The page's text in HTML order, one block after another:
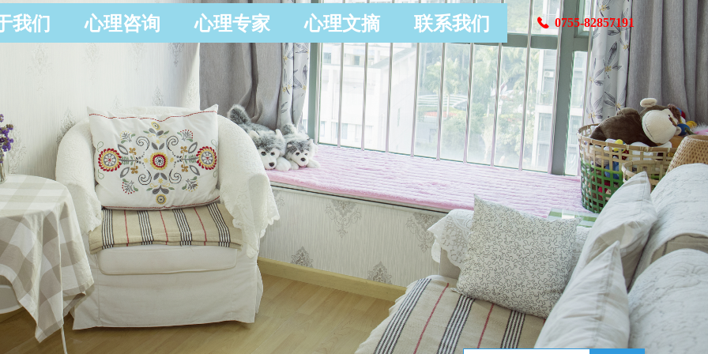
我们 心理咨询 心理专家 心理文摘 联系我们 끅 0755-82857191